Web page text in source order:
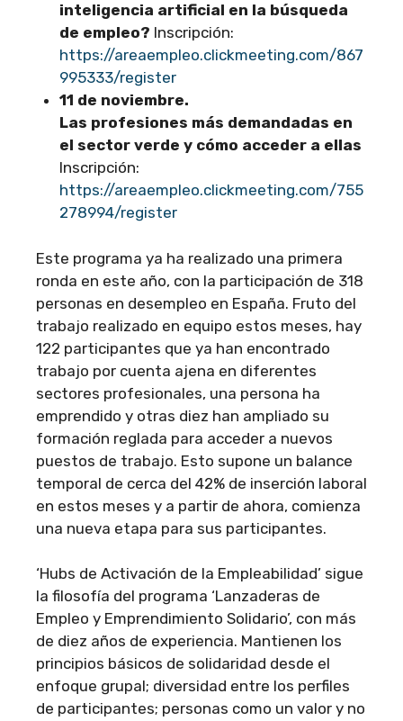
inteligencia artificial en la búsqueda
de empleo? Inscripción:
https://areaempleo.clickmeeting.com/867
995333/register
11 de noviembre.
Las profesiones más demandadas en
el sector verde y cómo acceder a ellas
Inscripción:
https://areaempleo.clickmeeting.com/755
278994/register
Este programa ya ha realizado una primera
ronda en este año, con la participación de 318
personas en desempleo en España. Fruto del
trabajo realizado en equipo estos meses, hay
122 participantes que ya han encontrado
trabajo por cuenta ajena en diferentes
sectores profesionales, una persona ha
emprendido y otras diez han ampliado su
formación reglada para acceder a nuevos
puestos de trabajo. Esto supone un balance
temporal de cerca del 42% de inserción laboral
en estos meses y a partir de ahora, comienza
una nueva etapa para sus participantes.
‘Hubs de Activación de la Empleabilidad’ sigue
la filosofía del programa ‘Lanzaderas de
Empleo y Emprendimiento Solidario’, con más
de diez años de experiencia. Mantienen los
principios básicos de solidaridad desde el
enfoque grupal; diversidad entre los perfiles
de participantes; personas como un valor y no